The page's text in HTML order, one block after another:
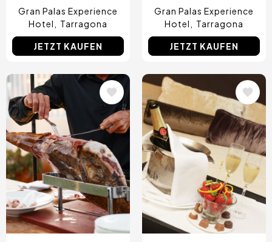
Gran Palas Experience
Hotel
Tarragona
JETZT KAUFEN
Gran Palas Experience
Hotel
Tarragona
JETZT KAUFEN
Bild Bild